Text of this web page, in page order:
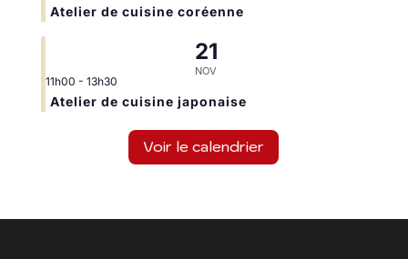
Atelier de cuisine coréenne
21
NOV
11h00 - 13h30
Atelier de cuisine japonaise
Voir le calendrier